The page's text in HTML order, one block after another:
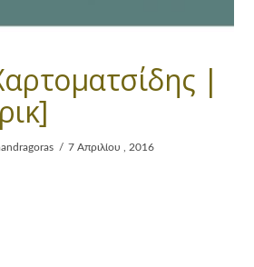
|
7 Απριλίου , 2016